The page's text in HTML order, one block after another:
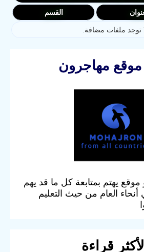
القسم
توجد ملفات مضافة.
مهاجرون
يهتم بمتابعة كل ما قد يهم
أنحاء العام من حيث التعليم
الأكثر قراءة